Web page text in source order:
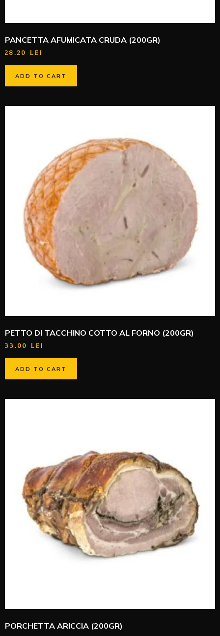
PANCETTA AFUMICATA CRUDA (200GR)
28.20 LEI
ADD TO CART
PETTO DI TACCHINO COTTO AL FORNO (200GR)
33.00 LEI
ADD TO CART
PORCHETTA ARICCIA (200GR)